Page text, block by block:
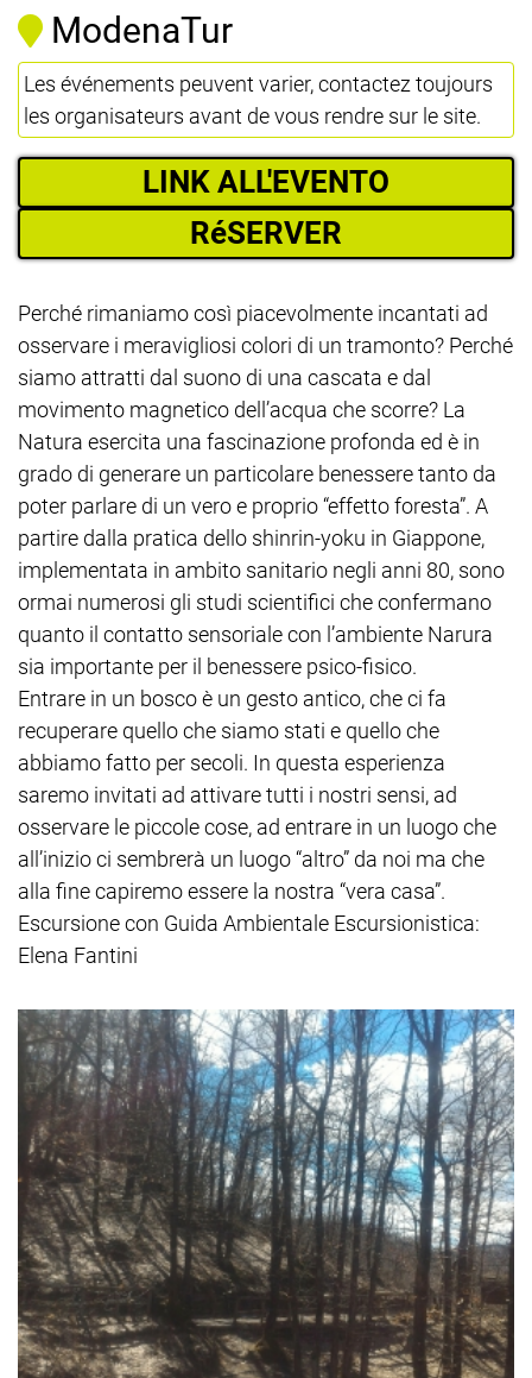
ModenaTur
Les événements peuvent varier, contactez toujours
les organisateurs avant de vous rendre sur le site.
LINK ALL'EVENTO
RéSERVER
Perché rimaniamo così piacevolmente incantati ad
osservare i meravigliosi colori di un tramonto? Perché
siamo attratti dal suono di una cascata e dal
movimento magnetico dell’acqua che scorre? La
Natura esercita una fascinazione profonda ed è in
grado di generare un particolare benessere tanto da
poter parlare di un vero e proprio “effetto foresta”. A
partire dalla pratica dello shinrin-yoku in Giappone,
implementata in ambito sanitario negli anni 80, sono
ormai numerosi gli studi scientifici che confermano
quanto il contatto sensoriale con l’ambiente Narura
sia importante per il benessere psico-fisico.
Entrare in un bosco è un gesto antico, che ci fa
recuperare quello che siamo stati e quello che
abbiamo fatto per secoli. In questa esperienza
saremo invitati ad attivare tutti i nostri sensi, ad
osservare le piccole cose, ad entrare in un luogo che
all’inizio ci sembrerà un luogo “altro” da noi ma che
alla fine capiremo essere la nostra “vera casa”.
Escursione con Guida Ambientale Escursionistica:
Elena Fantini